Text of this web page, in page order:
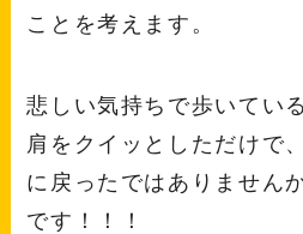
ことを考えます。
悲しい気持ちで歩いてい
肩をクイッとしただけで
に戻ったではありません
です！！！